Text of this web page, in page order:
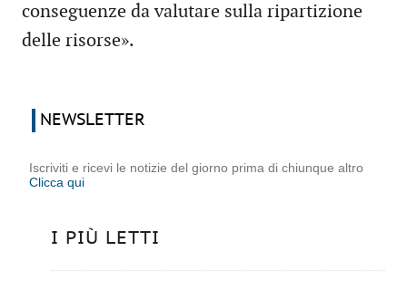
conseguenze da valutare sulla ripartizione
delle risorse».
NEWSLETTER
Iscriviti e ricevi le notizie del giorno prima di chiunque altro
Clicca qui
I PIÙ LETTI